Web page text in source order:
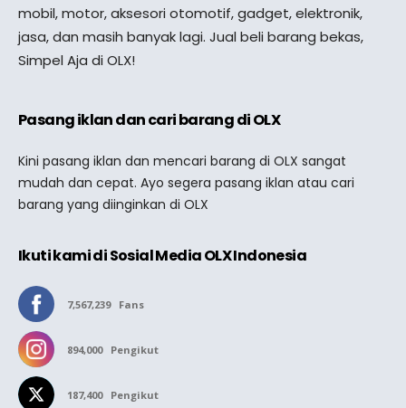
mobil, motor, aksesori otomotif, gadget, elektronik,
jasa, dan masih banyak lagi. Jual beli barang bekas,
Simpel Aja di OLX!
Pasang iklan dan cari barang di OLX
Kini pasang iklan dan mencari barang di OLX sangat
mudah dan cepat. Ayo segera pasang iklan atau cari
barang yang diinginkan di OLX
Ikuti kami di Sosial Media OLX Indonesia
7,567,239 Fans
894,000 Pengikut
187,400 Pengikut